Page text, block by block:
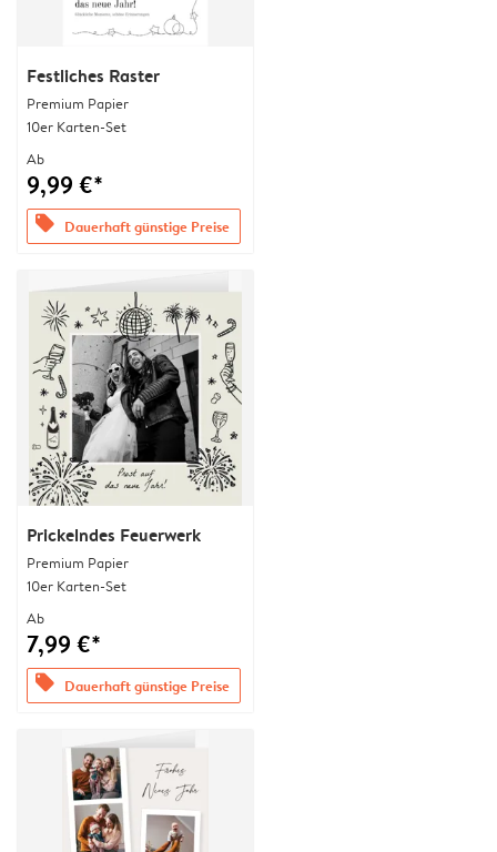
Festliches Raster
Premium Papier
10er Karten-Set
Ab
9,99 €*
offers Dauerhaft günstige Preise
Prickelndes Feuerwerk
Premium Papier
10er Karten-Set
Ab
7,99 €*
offers Dauerhaft günstige Preise